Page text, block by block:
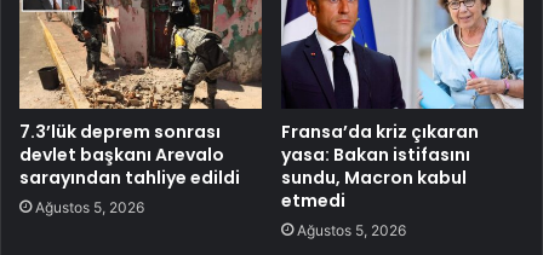
7.3’lük deprem sonrası
devlet başkanı Arevalo
sarayından tahliye edildi
Ağustos 5, 2026
Fransa’da kriz çıkaran
yasa: Bakan istifasını
sundu, Macron kabul
etmedi
Ağustos 5, 2026